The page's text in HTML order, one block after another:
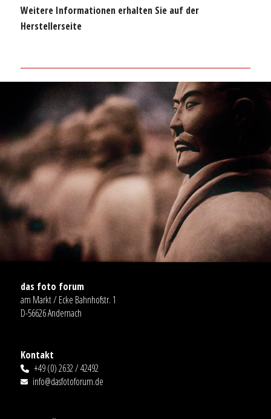
Weitere Informationen erhalten Sie auf der
Herstellerseite
das foto forum
am Markt / Ecke Bahnhofstr. 1
D-56626 Andernach
Kontakt
+49 (0) 2632 / 42492
info@dasfotoforum.de